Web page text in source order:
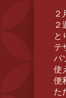
２
２
と
テ
パ
使
便
た